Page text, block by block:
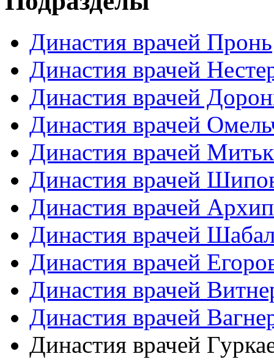
Династия врачей Пронь
Династия врачей
Династия врачей
Династия врачей
Династия врачей
Династия врачей
Династия врачей
Династия врачей
Династия врачей
Династия врачей
Династия врачей
Династия врачей